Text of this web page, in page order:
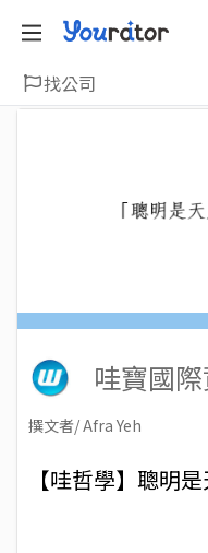
找公司
哇寶國
撰文者/ Afra Yeh
【哇哲學】聰明